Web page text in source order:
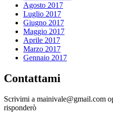
Agosto 2017
Luglio 2017
Giugno 2017
Maggio 2017
Aprile 2017
Marzo 2017
Gennaio 2017
Contattami
Scrivimi a mainivale@gmail.com
risponderò